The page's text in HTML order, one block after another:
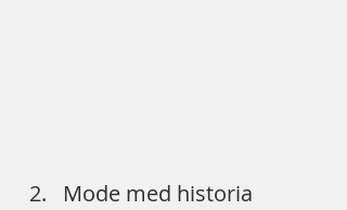
Mode med historia